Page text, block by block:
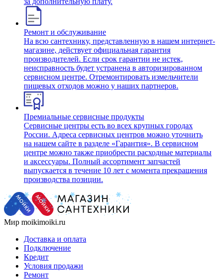
Ремонт и обслуживание
На всю сантехнику, представленную в нашем интернет-
магазине, действует официальная гарантия
производителей. Если срок гарантии не истек,
неисправность будет устранена в авторизированном
сервисном центре. Отремонтировать измельчители
пищевых отходов можно у наших партнеров.
Премиальные сервисные продукты
Сервисные центры есть во всех крупных городах
России. Адреса сервисных центров можно уточнить
на нашем сайте в разделе «Гарантия». В сервисном
центре можно также приобрести расходные материалы
и аксессуары. Полный ассортимент запчастей
выпускается в течение 10 лет с момента прекращения
производства позиции.
Мир moikimoiki.ru
Доставка и оплата
Подключение
Кредит
Условия продажи
Ремонт